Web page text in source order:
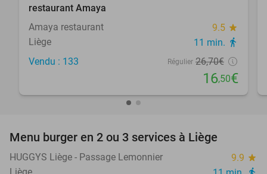
restaurant Amaya
Amaya restaurant
9.5 star
Liège 11 min. directions_walk
Vendu : 133 Régulier 26,70€
16,50€
Menu burger en 2 ou 3 services à Liège
HUGGYS Liège - Passage Lemonnier 9.9 star